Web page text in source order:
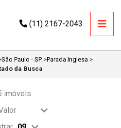
(11) 2167-2043
São Paulo - SP >Parada Inglesa >
da Busca
imóveis